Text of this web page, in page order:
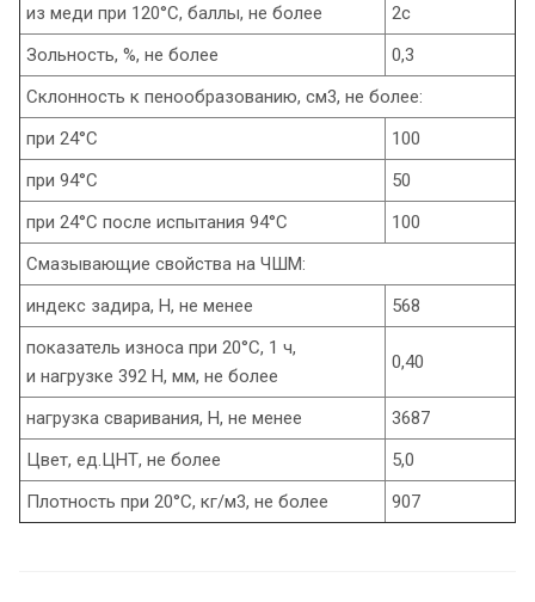
из меди при 120°С, баллы, не более
2с
Зольность, %, не более
0,3
Склонность к пенообразованию, см3, не более:
при 24°С
100
при 94°С
50
при 24°С после испытания 94°С
100
Смазывающие свойства на ЧШМ:
индекс задира, Н, не менее
568
показатель износа при 20°С, 1 ч,
и нагрузке 392 Н, мм, не более
0,40
нагрузка сваривания, Н, не менее
3687
Цвет, ед.ЦНТ, не более
5,0
Плотность при 20°С, кг/м3, не более
907